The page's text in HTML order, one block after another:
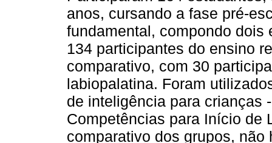
anos, cursando a fase pré-
fundamental, compondo dois
134 participantes do ensino
comparativo, com 30
labiopalatina. Foram
de inteligência para crianças
Competências para Início de
comparativo dos grupos,